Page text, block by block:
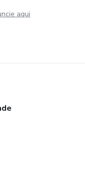
aqui